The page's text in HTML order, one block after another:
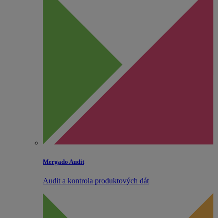
Mergado Audit
Audit a kontrola produktových dát